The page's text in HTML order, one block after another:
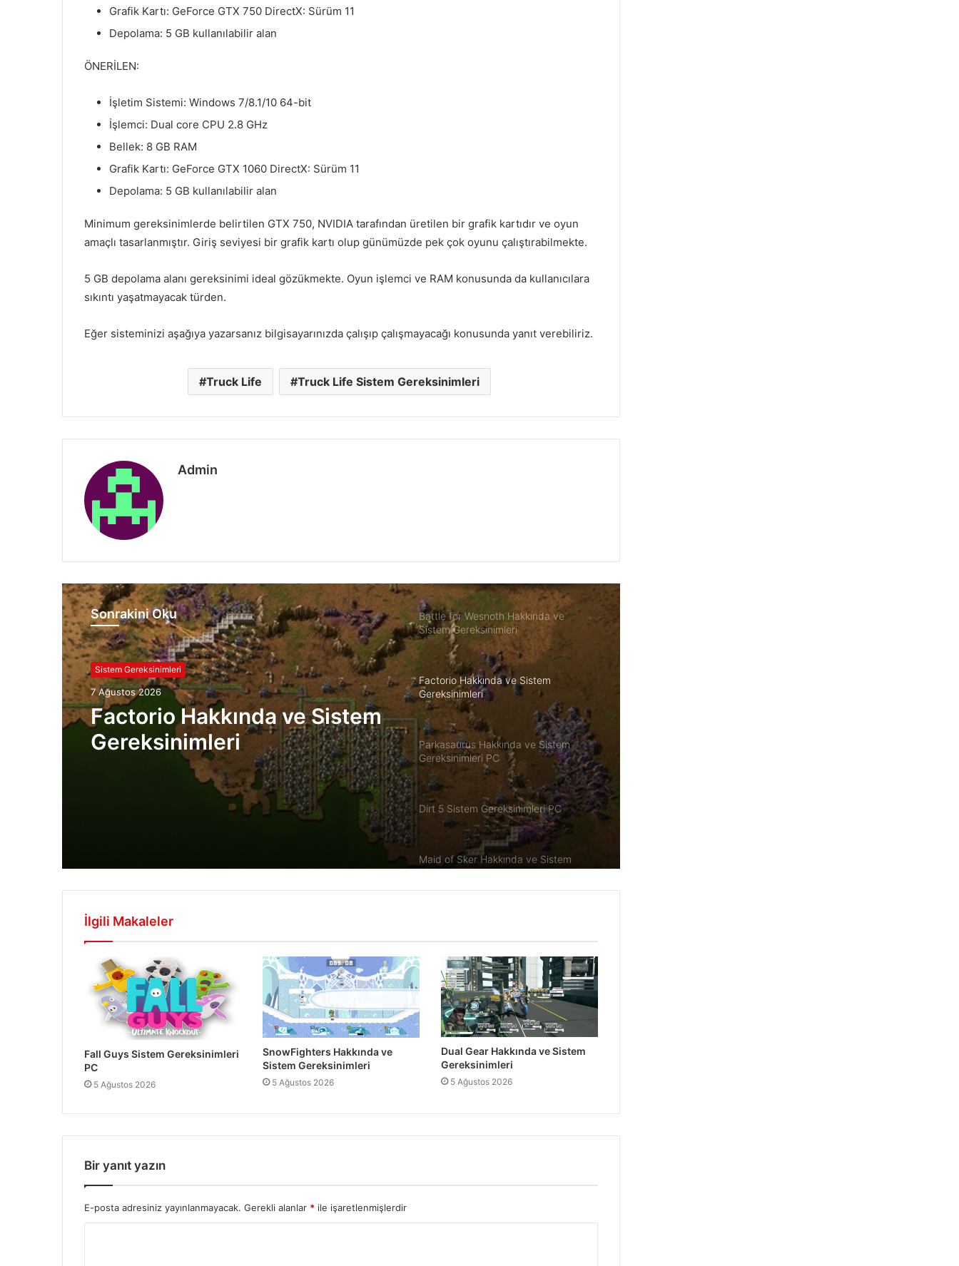
Grafik Kartı: GeForce GTX 750 DirectX: Sürüm 11
Depolama: 5 GB kullanılabilir alan
ÖNERİLEN:
İşletim Sistemi: Windows 7/8.1/10 64-bit
İşlemci: Dual core CPU 2.8 GHz
Bellek: 8 GB RAM
Grafik Kartı: GeForce GTX 1060 DirectX: Sürüm 11
Depolama: 5 GB kullanılabilir alan
Minimum gereksinimlerde belirtilen GTX 750, NVIDIA tarafından üretilen bir grafik kartıdır ve oyun
amaçlı tasarlanmıştır. Giriş seviyesi bir grafik kartı olup günümüzde pek çok oyunu çalıştırabilmekte.
5 GB depolama alanı gereksinimi ideal gözükmekte. Oyun işlemci ve RAM konusunda da kullanıcılara
sıkıntı yaşatmayacak türden.
Eğer sisteminizi aşağıya yazarsanız bilgisayarınızda çalışıp çalışmayacağı konusunda yanıt verebiliriz.
Truck Life Truck Life Sistem Gereksinimleri
Admin
Sonrakini Oku
Sistem Gereksinimleri
7 Ağustos 2026
Factorio Hakkında ve Sistem
Gereksinimleri
Gereksinimleri
Gereksinimleri PC
Gereksinimleri PC
Battle for Wesnoth Hakkında ve
Sistem Gereksinimleri
Factorio Hakkında ve Sistem
Gereksinimleri
Parkasaurus Hakkında ve Sistem
Gereksinimleri PC
Dirt 5 Sistem Gereksinimleri PC
Maid of Sker Hakkında ve Sistem
Gereksinimleri
Antarctica 88 Hakkında ve Sistem
Gereksinimleri
Popup Dungeon Hakkında ve Sistem
Gereksinimleri PC
Soulfire Hakkında ve Sistem
İlgili Makaleler
Fall Guys Sistem Gereksinimleri
PC
5 Ağustos 2026
SnowFighters Hakkında ve
Sistem Gereksinimleri
5 Ağustos 2026
Dual Gear Hakkında ve Sistem
Gereksinimleri
5 Ağustos 2026
Bir yanıt yazın
E-posta adresiniz yayınlanmayacak. Gerekli alanlar * ile işaretlenmişlerdir